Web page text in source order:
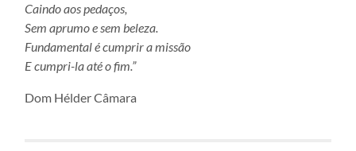
Caindo aos pedaços,
Sem aprumo e sem beleza.
Fundamental é cumprir a missão
E cumpri-la até o fim.”
Dom Hélder Câmara